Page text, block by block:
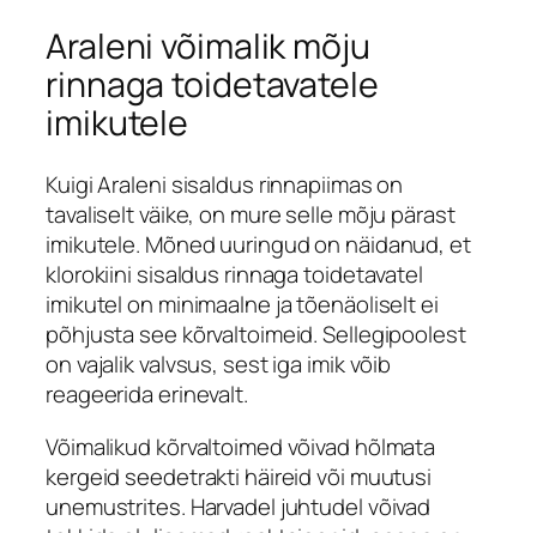
Araleni võimalik mõju
rinnaga toidetavatele
imikutele
Kuigi Araleni sisaldus rinnapiimas on
tavaliselt väike, on mure selle mõju pärast
imikutele. Mõned uuringud on näidanud, et
klorokiini sisaldus rinnaga toidetavatel
imikutel on minimaalne ja tõenäoliselt ei
põhjusta see kõrvaltoimeid. Sellegipoolest
on vajalik valvsus, sest iga imik võib
reageerida erinevalt.
Võimalikud kõrvaltoimed võivad hõlmata
kergeid seedetrakti häireid või muutusi
unemustrites. Harvadel juhtudel võivad